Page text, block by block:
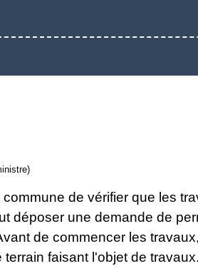
de vérifier que les
déposer une demande de
de commencer les
faisant l'objet de travaux.